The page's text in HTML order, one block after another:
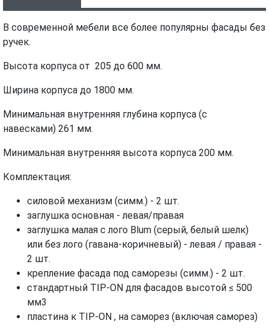
В современной мебели все более популярны фасады без
ручек.
Высота корпуса от 205 до 600 мм.
Ширина корпуса до 1800 мм.
Минимальная внутренняя глубина корпуса (с
навесками) 261 мм.
Минимальная внутренняя высота корпуса 200 мм.
Комплектация:
силовой механизм (симм.) - 2 шт.
заглушка основная - левая/правая
заглушка малая с лого Blum (серый, белый шелк)
или без лого (гавана-коричневый) - левая / правая -
2 шт.
крепление фасада под саморезы (симм.) - 2 шт.
стандартный TIP-ON для фасадов высотой ≤ 500
мм3
пластина к TIP-ON , на саморез (включая саморез)